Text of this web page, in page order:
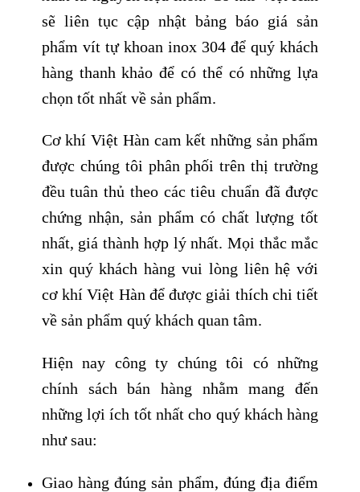
sẽ liên tục cập nhật bảng báo giá sản
phẩm vít tự khoan inox 304 để quý khách
hàng thanh khảo để có thể có những lựa
chọn tốt nhất về sản phẩm.
Cơ khí Việt Hàn cam kết những sản phẩm
được chúng tôi phân phối trên thị trường
đều tuân thủ theo các tiêu chuẩn đã được
chứng nhận, sản phẩm có chất lượng tốt
nhất, giá thành hợp lý nhất. Mọi thắc mắc
xin quý khách hàng vui lòng liên hệ với
cơ khí Việt Hàn để được giải thích chi tiết
về sản phẩm quý khách quan tâm.
Hiện nay công ty chúng tôi có những
chính sách bán hàng nhằm mang đến
những lợi ích tốt nhất cho quý khách hàng
như sau:
Giao hàng đúng sản phẩm, đúng địa điểm